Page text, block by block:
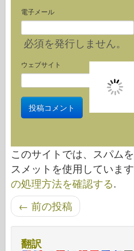
電子メール
必須を発行しません。
ウェブサイト
このサイトでは、スパム
スメットを使用しています
の処理方法を確認する.
投稿ナビゲーション
← 前の投稿
翻訳